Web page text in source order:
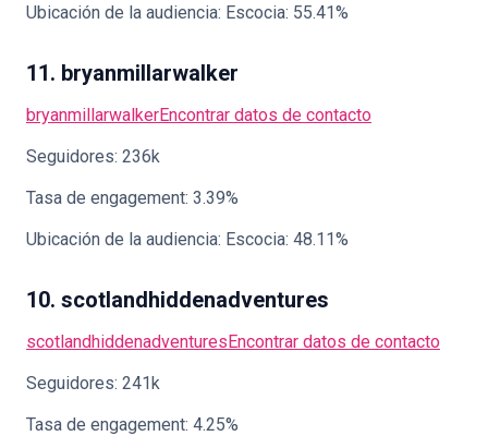
Ubicación de la audiencia: Escocia: 55.41%
11. bryanmillarwalker
bryanmillarwalkerEncontrar datos de contacto
Seguidores: 236k
Tasa de engagement: 3.39%
Ubicación de la audiencia: Escocia: 48.11%
10. scotlandhiddenadventures
scotlandhiddenadventuresEncontrar datos de contacto
Seguidores: 241k
Tasa de engagement: 4.25%